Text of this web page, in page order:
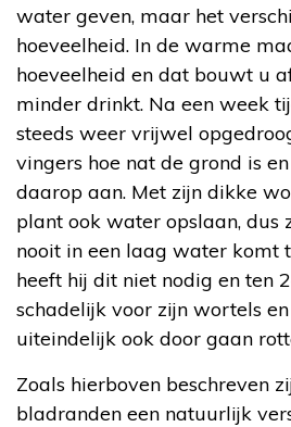
water geven, maar het
hoeveelheid. In de warme
hoeveelheid en dat bouwt u
minder drinkt. Na een week
steeds weer vrijwel
vingers hoe nat de grond is
daarop aan. Met zijn dikke
plant ook water opslaan, dus
nooit in een laag water komt
heeft hij dit niet nodig en ten
schadelijk voor zijn wortels
uiteindelijk ook door gaan
Zoals hierboven beschreven
bladranden een natuurlijk